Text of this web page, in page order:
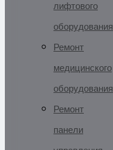
лифтового
оборудования
Ремонт
медицинского
оборудования
Ремонт
панели